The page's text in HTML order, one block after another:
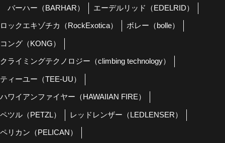
バーハー（BARHAR） エーデルリッド（EDELRID）
ロックエキゾチカ（RockExotica） ボレー（bolle）
コング（KONG）
クライミングテクノロジー（climbing technology）
ティーユー（TEE-UU）
ハワイアンファイヤー（HAWAIIAN FIRE）
ペツル（PETZL） レッドレンザー（LEDLENSER）
ペリカン（PELICAN）